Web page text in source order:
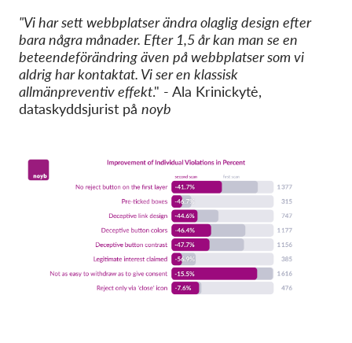
"Vi har sett webbplatser ändra olaglig design efter
bara några månader. Efter 1,5 år kan man se en
beteendeförändring även på webbplatser som vi
aldrig har kontaktat. Vi ser en klassisk
allmänpreventiv effekt." - Ala Krinickytė,
dataskyddsjurist på noyb